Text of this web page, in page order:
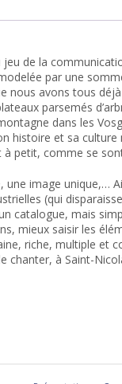
de la
par une
nous avons tous
parsemés
dans les
histoire et sa
petit, comme se
image unique,…
(qui
catalogue, mais
mieux saisir les
riche, multiple
chanter, à Saint-